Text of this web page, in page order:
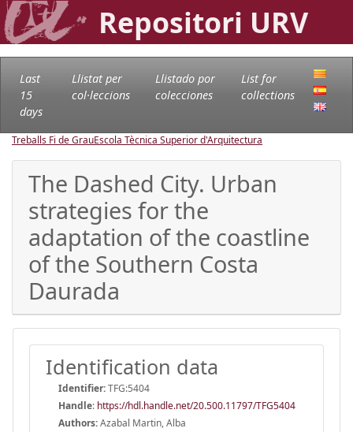
Repositori URV
Last
15
days
Llistat per
col·leccions
Llistado por
colecciones
List for
collections
Treballs Fi de GrauEscola Tècnica Superior d'Arquitectura
The Dashed City. Urban
strategies for the
adaptation of the coastline
of the Southern Costa
Daurada
Identification data
Identifier:TFG:5404
Handle: https://hdl.handle.net/20.500.11797/TFG5404
Authors:Azabal Martin, Alba